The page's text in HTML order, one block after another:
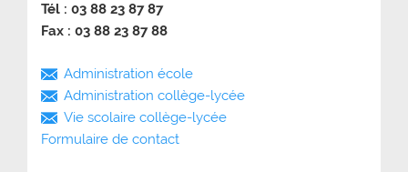
Tél : 03 88 23 87 87
Fax : 03 88 23 87 88
Administration école
Administration collège-lycée
Vie scolaire collège-lycée
Formulaire de contact